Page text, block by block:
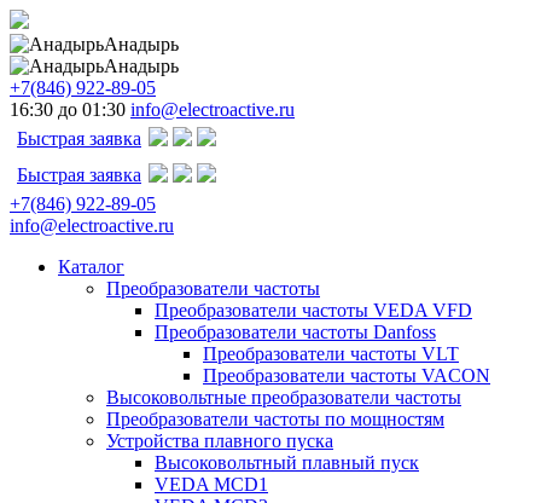
Анадырь
Анадырь
+7(846) 922-89-05
16:30 до 01:30 info@electroactive.ru
Быстрая заявка
Быстрая заявка
+7(846) 922-89-05
info@electroactive.ru
Каталог
Преобразователи частоты
Преобразователи частоты VEDA VFD
Преобразователи частоты Danfoss
Преобразователи частоты VLT
Преобразователи частоты VACON
Высоковольтные преобразователи частоты
Преобразователи частоты по мощностям
Устройства плавного пуска
Высоковольтный плавный пуск
VEDA MCD1